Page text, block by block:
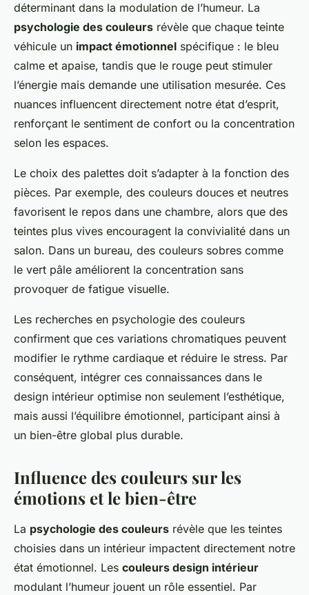
déterminant dans la modulation de l’humeur. La
psychologie des couleurs révèle que chaque teinte
véhicule un impact émotionnel spécifique : le bleu
calme et apaise, tandis que le rouge peut stimuler
l’énergie mais demande une utilisation mesurée. Ces
nuances influencent directement notre état d’esprit,
renforçant le sentiment de confort ou la concentration
selon les espaces.
Le choix des palettes doit s’adapter à la fonction des
pièces. Par exemple, des couleurs douces et neutres
favorisent le repos dans une chambre, alors que des
teintes plus vives encouragent la convivialité dans un
salon. Dans un bureau, des couleurs sobres comme
le vert pâle améliorent la concentration sans
provoquer de fatigue visuelle.
Les recherches en psychologie des couleurs
confirment que ces variations chromatiques peuvent
modifier le rythme cardiaque et réduire le stress. Par
conséquent, intégrer ces connaissances dans le
design intérieur optimise non seulement l’esthétique,
mais aussi l’équilibre émotionnel, participant ainsi à
un bien-être global plus durable.
Influence des couleurs sur les
émotions et le bien-être
La psychologie des couleurs révèle que les teintes
choisies dans un intérieur impactent directement notre
état émotionnel. Les couleurs design intérieur
modulant l’humeur jouent un rôle essentiel. Par